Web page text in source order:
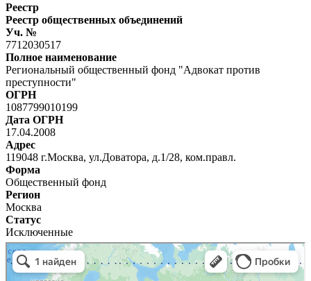
Реестр
Реестр общественных объединений
Уч. №
7712030517
Полное наименование
Региональный общественный фонд "Адвокат против
преступности"
ОГРН
1087799010199
Дата ОГРН
17.04.2008
Адрес
119048 г.Москва, ул.Доватора, д.1/28, ком.правл.
Форма
Общественный фонд
Регион
Москва
Статус
Исключенные